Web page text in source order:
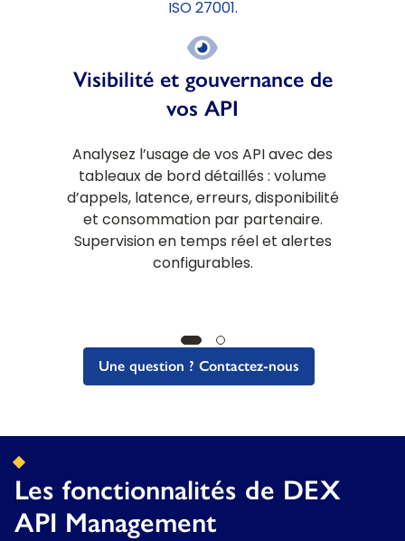
ISO 27001 .
Visibilité et gouvernance de
vos API
Analysez l’usage de vos API avec des
tableaux de bord détaillés : volume
d’appels, latence, erreurs, disponibilité
et consommation par partenaire.
Supervision en temps réel et alertes
configurables.
Une question ? Contactez-nous
Les fonctionnalités de DEX
API Management